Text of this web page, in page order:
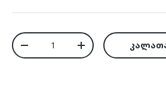
რაოდ.
რაოდენობის შემცირება
რაოდენობის